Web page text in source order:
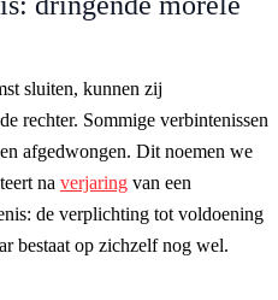
sluiten, kunnen zij
rechter. Sommige verbintenissen
afgedwongen. Dit noemen we
na verjaring van een
de verplichting tot voldoening
bestaat op zichzelf nog wel.